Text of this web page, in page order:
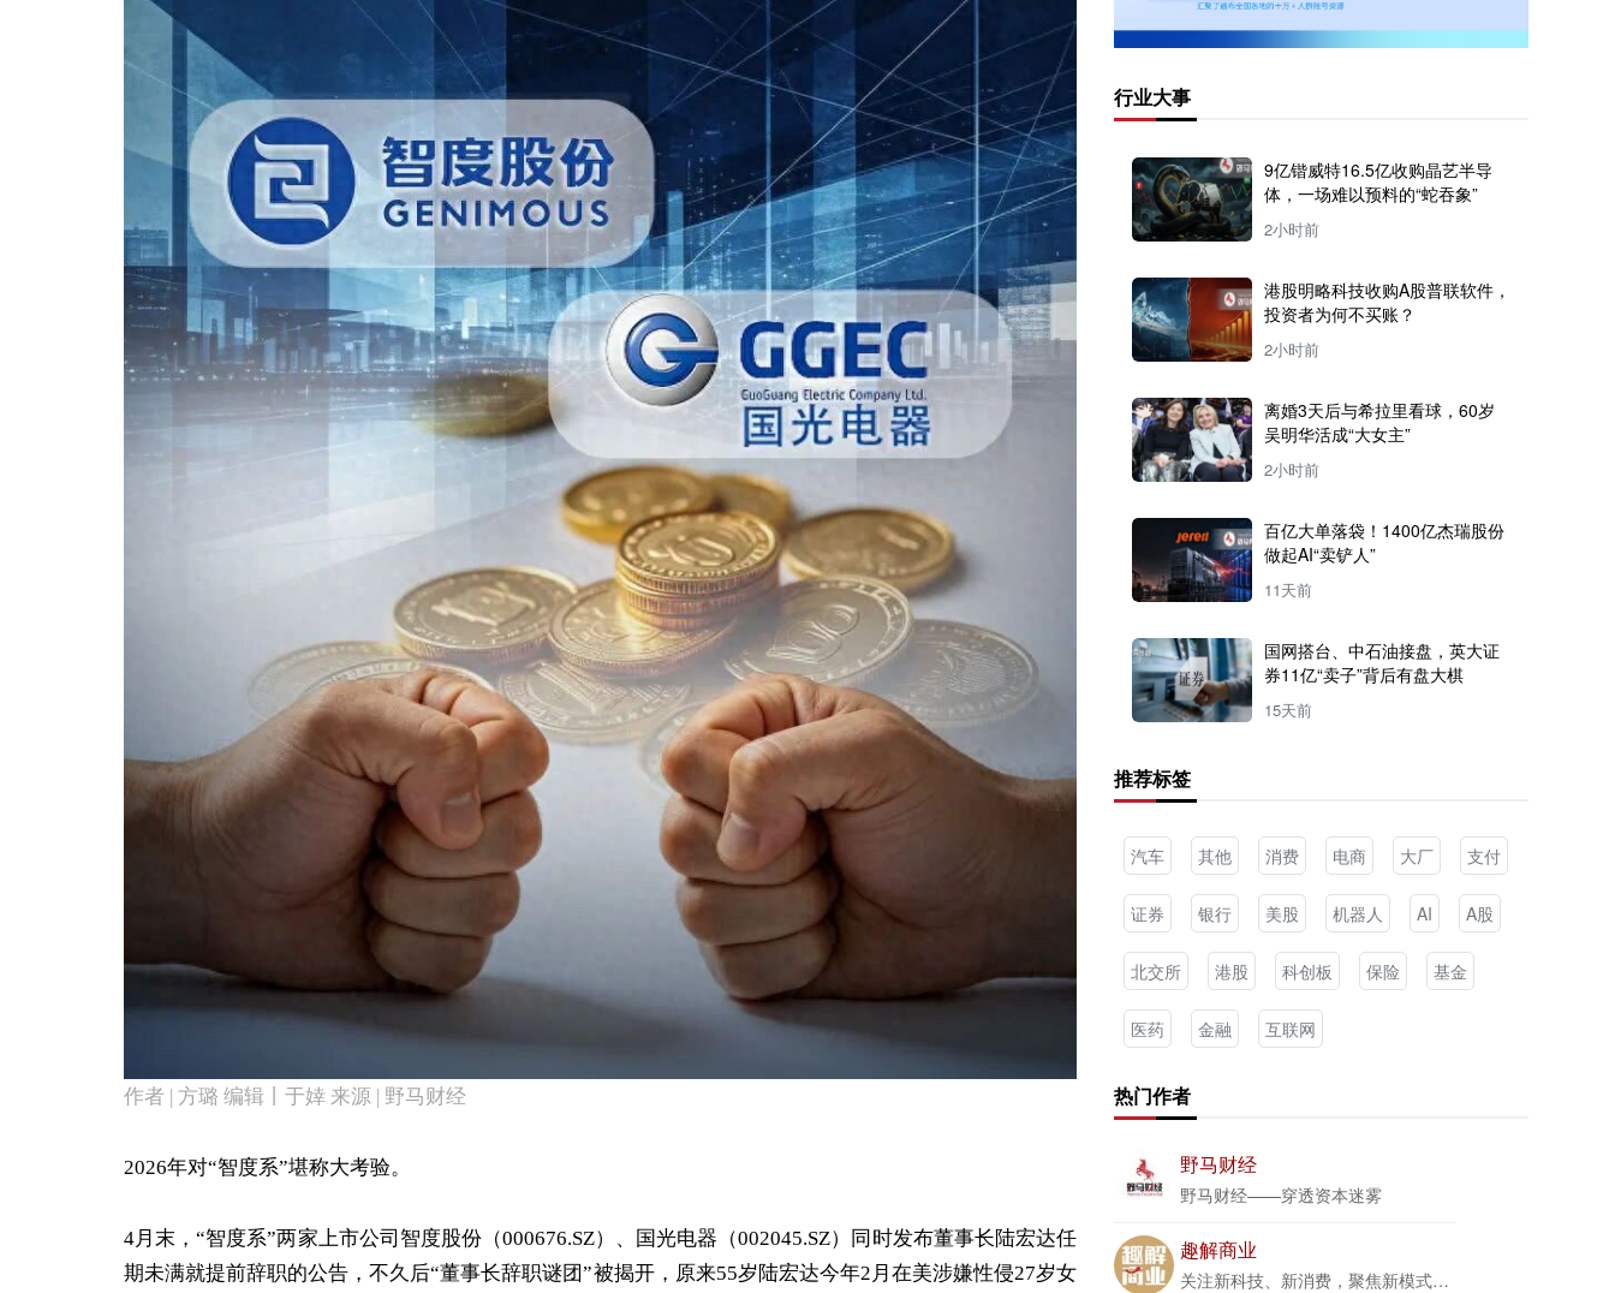
作者 | 方璐 编辑丨于婞 来源 | 野马财经
2026年对“智度系”堪称大考验。
4月末，“智度系”两家上市公司智度股份（000676.SZ）、国光电器（002045.SZ）同时发布董事长陆宏达任
期未满就提前辞职的公告，不久后“董事长辞职谜团”被揭开，原来55岁陆宏达今年2月在美涉嫌性侵27岁女
行业大事
9亿锴威特16.5亿收购晶艺半导
体，一场难以预料的“蛇吞象”
2小时前
港股明略科技收购A股普联软件，
投资者为何不买账？
2小时前
离婚3天后与希拉里看球，60岁
吴明华活成“大女主”
2小时前
百亿大单落袋！1400亿杰瑞股份
做起AI“卖铲人”
11天前
国网搭台、中石油接盘，英大证
券11亿“卖子”背后有盘大棋
15天前
推荐标签
汽车 其他 消费 电商 大厂 支付
证券 银行 美股 机器人 AI A股
北交所 港股 科创板 保险 基金
医药 金融 互联网
热门作者
野马财经
野马财经——穿透资本迷雾
趣解商业
关注新科技、新消费，聚焦新模式、新商业